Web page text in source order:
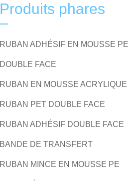
Produits phares
RUBAN ADHÉSIF EN MOUSSE PE
DOUBLE FACE
RUBAN EN MOUSSE ACRYLIQUE
RUBAN PET DOUBLE FACE
RUBAN ADHÉSIF DOUBLE FACE
BANDE DE TRANSFERT
RUBAN MINCE EN MOUSSE PE